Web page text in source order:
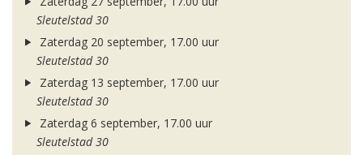
Sleutelstad 30
Zaterdag 20 september, 17.00 uur
Sleutelstad 30
Zaterdag 13 september, 17.00 uur
Sleutelstad 30
Zaterdag 6 september, 17.00 uur
Sleutelstad 30